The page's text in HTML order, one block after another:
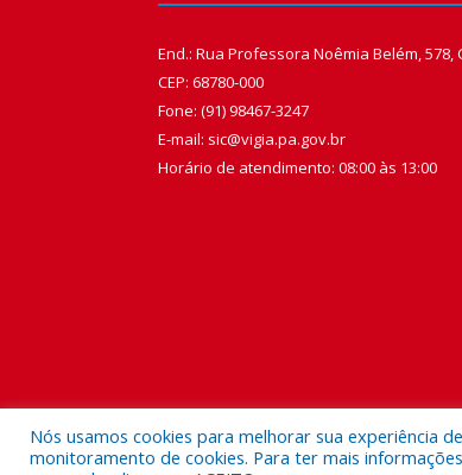
End.: Rua Professora Noêmia Belém, 578,
CEP: 68780-000
Fone: (91) 98467-3247
E-mail: sic@vigia.pa.gov.br
Horário de atendimento: 08:00 às 13:00
Nós usamos cookies para melhorar sua experiência
monitoramento de cookies. Para ter mais